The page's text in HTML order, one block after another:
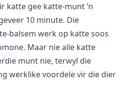
katte gee katte-munt ’n
10 minute. Die
balsem werk op katte soos
Maar nie alle katte
munt nie, terwyl die
werklike voordele vir die dier